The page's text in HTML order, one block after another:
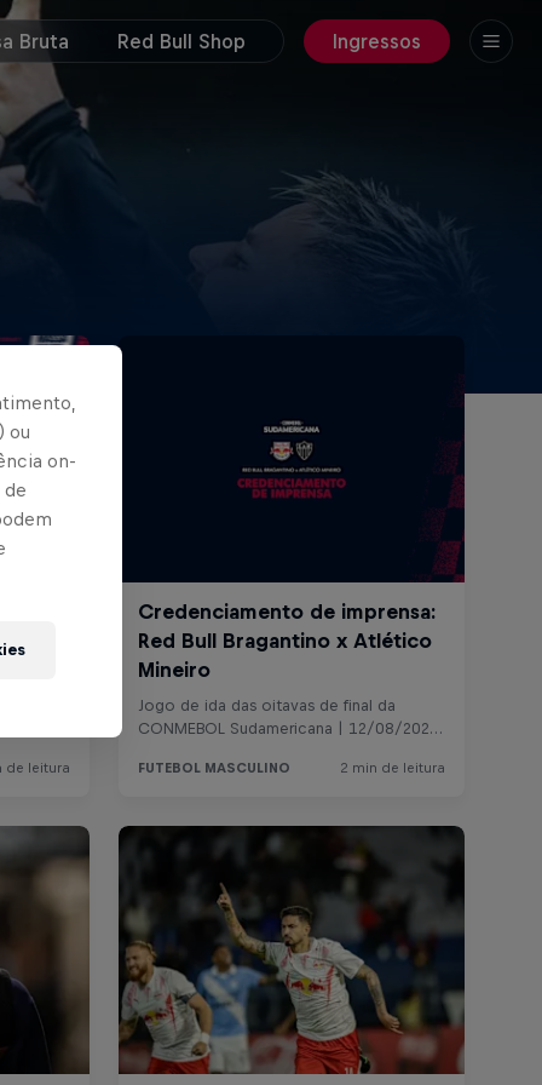
Bruta Red Bull Shop Ingressos
ou
on-
de